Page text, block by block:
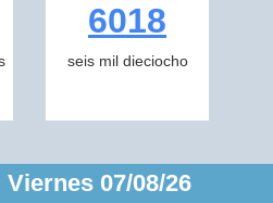
6018
seis mil dieciocho
07/08/26